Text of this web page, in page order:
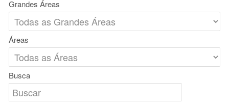
Grandes Áreas
Áreas
Busca